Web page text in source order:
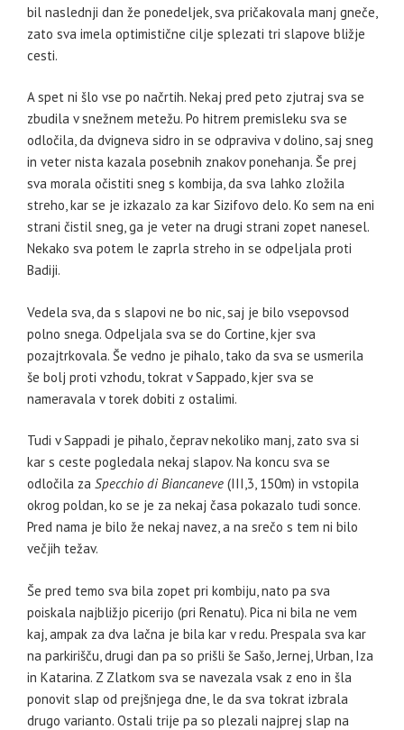
bil naslednji dan že ponedeljek, sva pričakovala manj gneče,
zato sva imela optimistične cilje splezati tri slapove bližje
cesti.
A spet ni šlo vse po načrtih. Nekaj pred peto zjutraj sva se
zbudila v snežnem metežu. Po hitrem premisleku sva se
odločila, da dvigneva sidro in se odpraviva v dolino, saj sneg
in veter nista kazala posebnih znakov ponehanja. Še prej
sva morala očistiti sneg s kombija, da sva lahko zložila
streho, kar se je izkazalo za kar Sizifovo delo. Ko sem na eni
strani čistil sneg, ga je veter na drugi strani zopet nanesel.
Nekako sva potem le zaprla streho in se odpeljala proti
Badiji.
Vedela sva, da s slapovi ne bo nic, saj je bilo vsepovsod
polno snega. Odpeljala sva se do Cortine, kjer sva
pozajtrkovala. Še vedno je pihalo, tako da sva se usmerila
še bolj proti vzhodu, tokrat v Sappado, kjer sva se
nameravala v torek dobiti z ostalimi.
Tudi v Sappadi je pihalo, čeprav nekoliko manj, zato sva si
kar s ceste pogledala nekaj slapov. Na koncu sva se
odločila za Specchio di Biancaneve (III,3, 150m) in vstopila
okrog poldan, ko se je za nekaj časa pokazalo tudi sonce.
Pred nama je bilo že nekaj navez, a na srečo s tem ni bilo
večjih težav.
Še pred temo sva bila zopet pri kombiju, nato pa sva
poiskala najbližjo picerijo (pri Renatu). Pica ni bila ne vem
kaj, ampak za dva lačna je bila kar v redu. Prespala sva kar
na parkirišču, drugi dan pa so prišli še Sašo, Jernej, Urban, Iza
in Katarina. Z Zlatkom sva se navezala vsak z eno in šla
ponovit slap od prejšnjega dne, le da sva tokrat izbrala
drugo varianto. Ostali trije pa so plezali najprej slap na